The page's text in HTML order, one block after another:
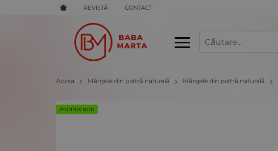
REVISTĂ CONTACT
Acasa Mărgele din piatră naturală Mărgele din piatră naturală
PRODUS NOU